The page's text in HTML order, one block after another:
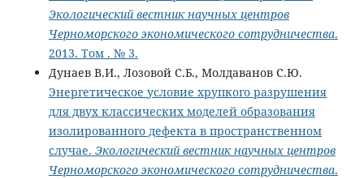
Экологический вестник научных центров
Черноморского экономического сотрудничества.
2013. Том . № 3.
Дунаев В.И., Лозовой С.Б., Молдаванов С.Ю.
Энергетическое условие хрупкого разрушения
для двух классических моделей образования
изолированного дефекта в пространственном
случае. Экологический вестник научных центров
Черноморского экономического сотрудничества.